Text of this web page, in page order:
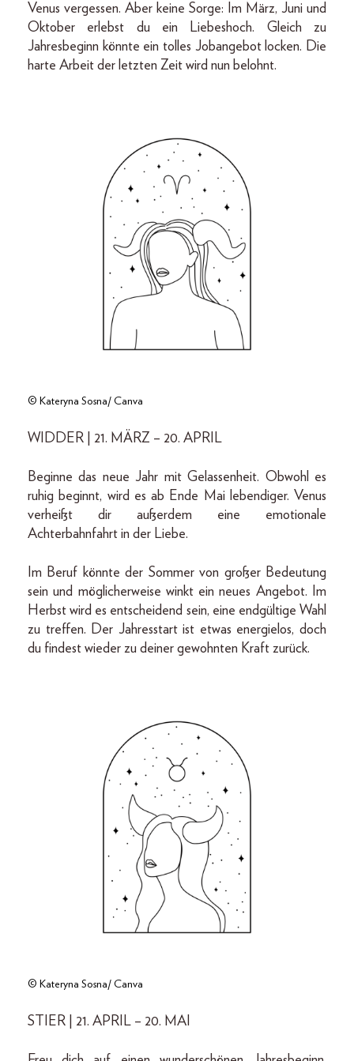
Venus vergessen. Aber keine Sorge: Im März, Juni und
Oktober erlebst du ein Liebeshoch. Gleich zu
Jahresbeginn könnte ein tolles Jobangebot locken. Die
harte Arbeit der letzten Zeit wird nun belohnt.
© Kateryna Sosna/ Canva
WIDDER | 21. MÄRZ – 20. APRIL
Beginne das neue Jahr mit Gelassenheit. Obwohl es
ruhig beginnt, wird es ab Ende Mai lebendiger. Venus
verheißt dir außerdem eine emotionale
Achterbahnfahrt in der Liebe.
Im Beruf könnte der Sommer von großer Bedeutung
sein und möglicherweise winkt ein neues Angebot. Im
Herbst wird es entscheidend sein, eine endgültige Wahl
zu treffen. Der Jahresstart ist etwas energielos, doch
du findest wieder zu deiner gewohnten Kraft zurück.
© Kateryna Sosna/ Canva
STIER | 21. APRIL – 20. MAI